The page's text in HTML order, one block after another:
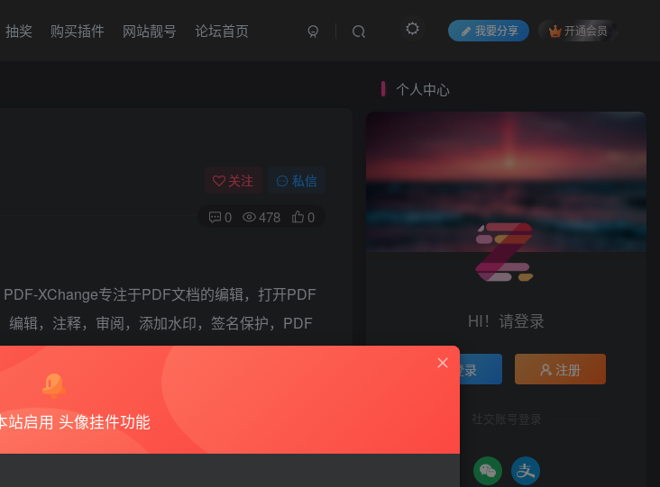
抽奖 购买插件 网站靓号 论坛首页 我要分享 开通会员
关注 私信
0 478 0
XChange专注于PDF文档的编辑，打开PDF
辑，注释，审阅，添加水印，签名保护，PDF
个人中心
HI！请登录
登录 注册
社交账号登录
站启用 头像挂件功能